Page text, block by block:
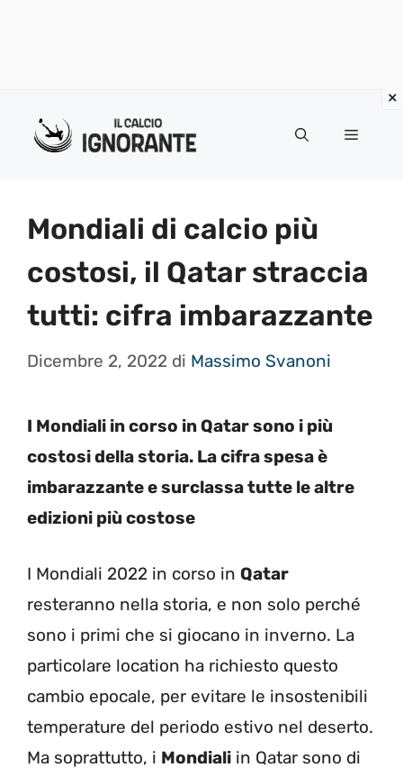
Menu
Mondiali di calcio più
costosi, il Qatar straccia
tutti: cifra imbarazzante
Dicembre 2, 2022 di Massimo Svanoni
I Mondiali in corso in Qatar sono i più
costosi della storia. La cifra spesa è
imbarazzante e surclassa tutte le altre
edizioni più costose
I Mondiali 2022 in corso in Qatar
resteranno nella storia, e non solo perché
sono i primi che si giocano in inverno. La
particolare location ha richiesto questo
cambio epocale, per evitare le insostenibili
temperature del periodo estivo nel deserto.
Ma soprattutto, i Mondiali in Qatar sono di